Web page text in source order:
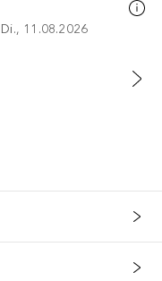
11.08.2026